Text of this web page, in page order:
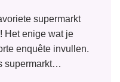
supermarkt
Het enige wat je
enquête invullen.
supermarkt